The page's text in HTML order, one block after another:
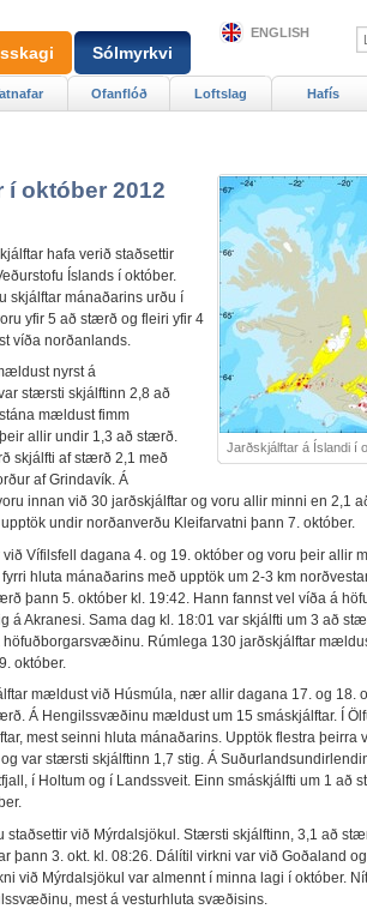
Jarðskjálftar á Íslandi í
október 2012
hafa verið staðsettir
Íslands í október.
skjálftar mánaðarins urðu í
yfir 5 að stærð og fleiri yfir 4
víða norðanlands.
nyrst á
stærsti skjálftinn 2,8 að
mældust fimm
allir undir 1,3 að stærð.
skjálfti af stærð 2,1 með
af Grindavík. Á
innan við 30 jarðskjálftar og voru allir minni en 2,1
undir norðanverðu Kleifarvatni þann 7. október.
við Vífilsfell dagana 4. og 19. október og voru þeir allir
hluta mánaðarins með upptök um 2-3 km
þann 5. október kl. 19:42. Hann fannst vel víða á
á Akranesi. Sama dag kl. 18:01 var skjálfti um 3 að
höfuðborgarsvæðinu. Rúmlega 130 jarðskjálftar
október.
mældust við Húsmúla, nær allir dagana 17. og 18.
Á Hengilssvæðinu mældust um 15 smáskjálftar. Í
mest seinni hluta mánaðarins. Upptök flestra þeirra
var stærsti skjálftinn 1,7 stig. Á
í Holtum og í Landssveit. Einn smáskjálfti um 1 að
staðsettir við Mýrdalsjökul. Stærsti skjálftinn, 3,1 að
þann 3. okt. kl. 08:26. Dálítil virkni var við Goðaland
við Mýrdalsjökul var almennt í minna lagi í október.
mest á vesturhluta svæðisins.
Ofanflóð Loftslag Hafís
Sólmyrkvi
ENGLISH